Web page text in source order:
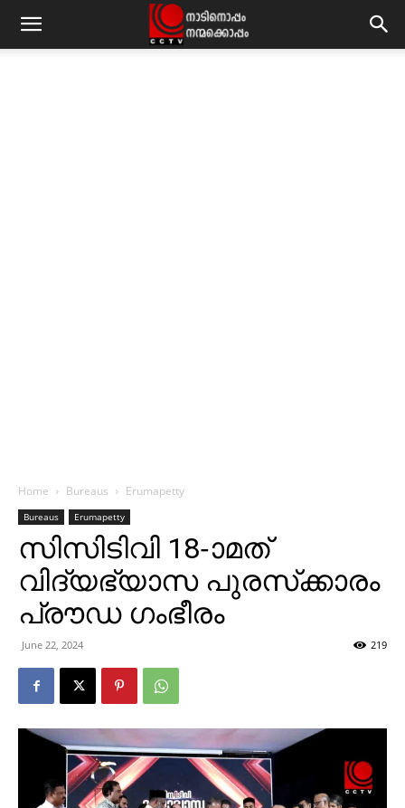
Home Bureaus Erumapetty
Bureaus Erumapetty
സിസിടിവി 18-ാമത്
വിദ്യഭ്യാസ പുരസ്‌ക്കാരം
പ്രൗഡ ഗംഭീരം
June 22, 2024 219